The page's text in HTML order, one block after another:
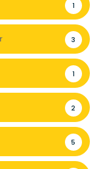
1
3
1
2
5